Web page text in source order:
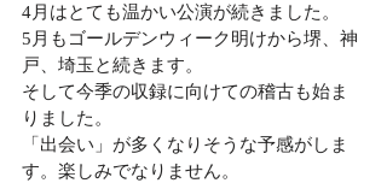
4月はとても温かい公演が続きました。
5月もゴールデンウィーク明けから堺、神
戸、埼玉と続きます。
そして今季の収録に向けての稽古も始ま
りました。
「出会い」が多くなりそうな予感がしま
す。楽しみでなりません。